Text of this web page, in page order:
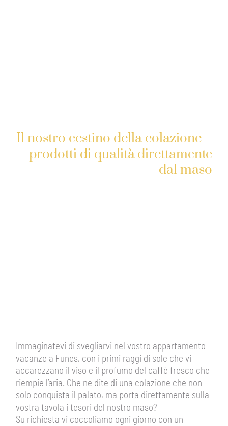
Il nostro cestino della colazione –
prodotti di qualità direttamente
dal maso
Immaginatevi di svegliarvi nel vostro appartamento
vacanze a Funes, con i primi raggi di sole che vi
accarezzano il viso e il profumo del caffè fresco che
riempie l’aria. Che ne dite di una colazione che non
solo conquista il palato, ma porta direttamente sulla
vostra tavola i tesori del nostro maso?
Su richiesta vi coccoliamo ogni giorno con un